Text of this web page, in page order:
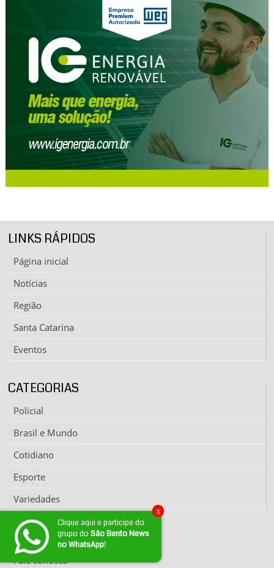
LINKS RÁPIDOS
Página inicial
Notícias
Região
Santa Catarina
Eventos
CATEGORIAS
Policial
Brasil e Mundo
Cotidiano
Esporte
Variedades
EXPEDIENTE
Fale conosco
Clique aqui e participe do
grupo do São Bento News
no WhatsApp!
x